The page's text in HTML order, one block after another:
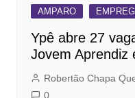
AMPARO
Ypê abre 27
Jovem Aprendiz
Robertão Chapa
0